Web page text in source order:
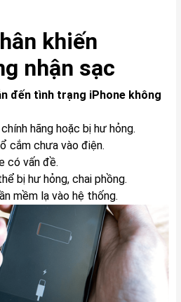
khiến
nhận sạc
đến tình trạng iPhone không
hãng hoặc bị hư hỏng.
cắm chưa vào điện.
có vấn đề.
bị hư hỏng, chai phồng.
mềm lạ vào hệ thống.